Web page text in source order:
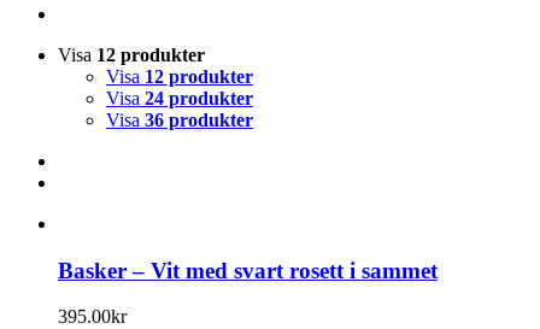
Visa 12 produkter
Visa 12 produkter
Visa 24 produkter
Visa 36 produkter
Basker – Vit med svart rosett i sammet
395.00kr